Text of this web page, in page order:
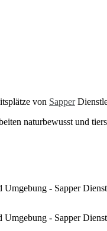
von Sapper
naturbewusst und